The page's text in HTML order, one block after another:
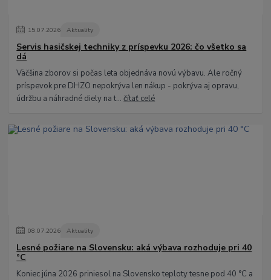
15.07.2026 Aktuality
Servis hasičskej techniky z príspevku 2026: čo všetko sa
dá
Väčšina zborov si počas leta objednáva novú výbavu. Ale ročný
príspevok pre DHZO nepokrýva len nákup - pokrýva aj opravu,
údržbu a náhradné diely na t...čítať celé
08.07.2026 Aktuality
Lesné požiare na Slovensku: aká výbava rozhoduje pri 40
°C
Koniec júna 2026 priniesol na Slovensko teploty tesne pod 40 °C a